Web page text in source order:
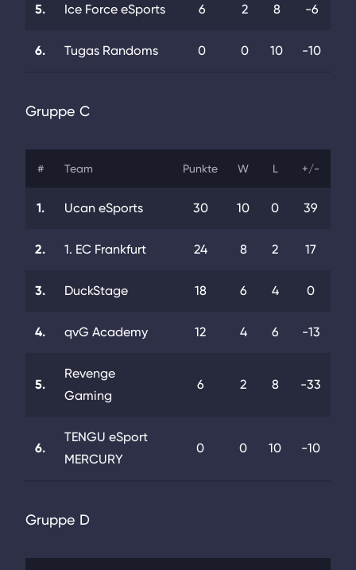
5. Ice Force eSports 6 2 8 -6
6. Tugas Randoms 0 0 10 -10
Gruppe C
# Team Punkte W L +/-
1. Ucan eSports 30 10 0 39
2. 1. EC Frankfurt 24 8 2 17
3. DuckStage 18 6 4 0
4. qvG Academy 12 4 6 -13
5.
Revenge
Gaming
6 2 8 -33
6.
TENGU eSport
MERCURY
0 0 10 -10
Gruppe D